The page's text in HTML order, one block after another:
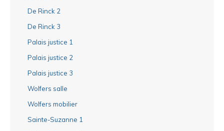
De Rinck 2
De Rinck 3
Palais justice 1
Palais justice 2
Palais justice 3
Wolfers salle
Wolfers mobilier
Sainte-Suzanne 1